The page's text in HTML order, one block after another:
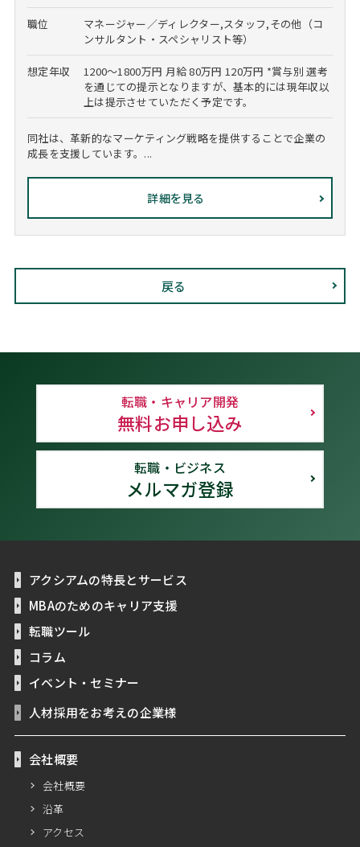
職位
マネージャー／ディレクター,スタッフ,その他（コ
ンサルタント・スペシャリスト等）
想定年収
1200～1800万円 月給 80万円 120万円 *賞与別 選考
を通じての提示となりますが、基本的には現年収以
上は提示させていただく予定です。
同社は、革新的なマーケティング戦略を提供することで企業の
成長を支援しています。...
詳細を見る
戻る
転職・キャリア開発
無料お申し込み
転職・ビジネス
メルマガ登録
アクシアムの特長とサービス
MBAのためのキャリア支援
転職ツール
コラム
イベント・セミナー
人材採用をお考えの企業様
会社概要
会社概要
沿革
アクセス